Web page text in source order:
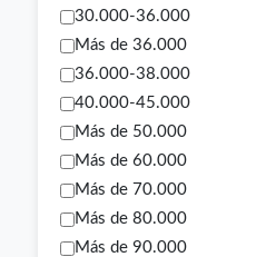
30.000-36.000
Más de 36.000
36.000-38.000
40.000-45.000
Más de 50.000
Más de 60.000
Más de 70.000
Más de 80.000
Más de 90.000